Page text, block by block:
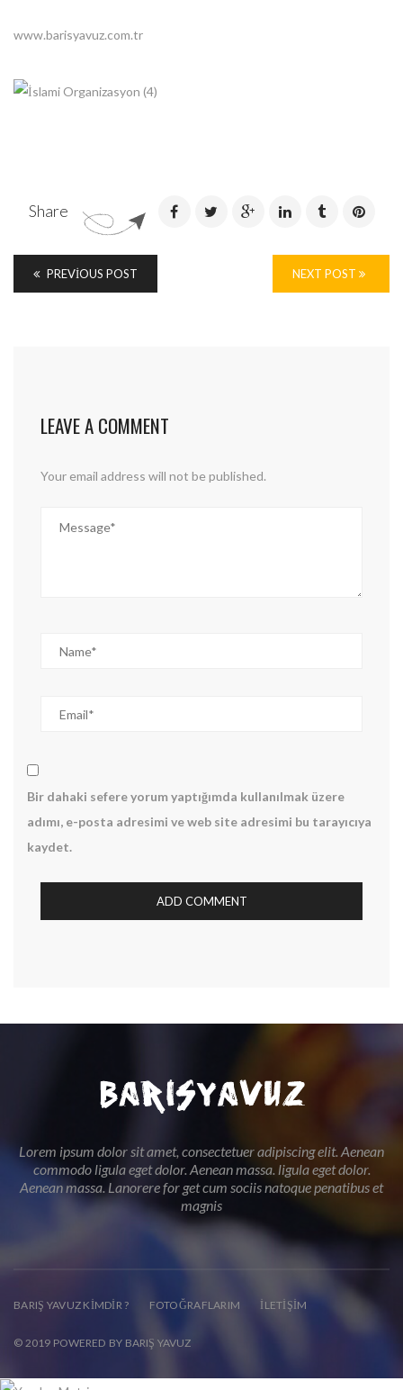
www.barisyavuz.com.tr
Share
PREVIOUS POST NEXT POST
LEAVE A COMMENT
Your email address will not be published.
Bir dahaki sefere yorum yaptığımda kullanılmak üzere
adımı, e-posta adresimi ve web site adresimi bu tarayıcıya
kaydet.
Lorem ipsum dolor sit amet, consectetuer adipiscing elit. Aenean
commodo ligula eget dolor. Aenean massa. ligula eget dolor.
Aenean massa. Lanorere for get cum sociis natoque penatibus et
magnis
BARIŞ YAVUZ KIMDIR ? FOTOĞRAFLARIM İLETIŞIM
© 2019 POWERED BY BARIŞ YAVUZ